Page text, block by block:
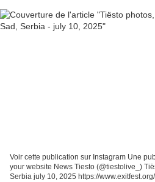
Voir cette publication sur Instagram Une
your website News Tiesto (@tiestolive_)
Serbia july 10, 2025 https://